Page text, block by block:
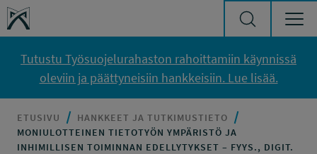
Siirry sisältöön
Työsuojelurahasto
Tutustu Työsuojelurahaston rahoittamiin käynnissä
oleviin ja päättyneisiin hankkeisiin. Lue lisää.
ETUSIVU
HANKKEET JA TUTKIMUSTIETO
MONIULOTTEINEN TIETOTYÖN YMPÄRISTÖ JA
INHIMILLISEN TOIMINNAN EDELLYTYKSET – FYYS., DIGIT.